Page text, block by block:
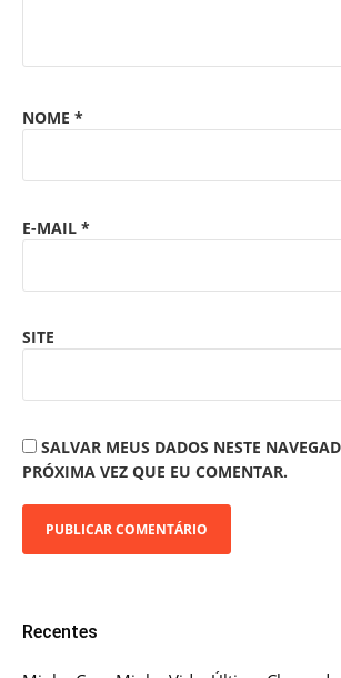
NOME *
E-MAIL *
SITE
SALVAR MEUS DADOS NESTE
PRÓXIMA VEZ QUE EU COMENTAR.
Recentes